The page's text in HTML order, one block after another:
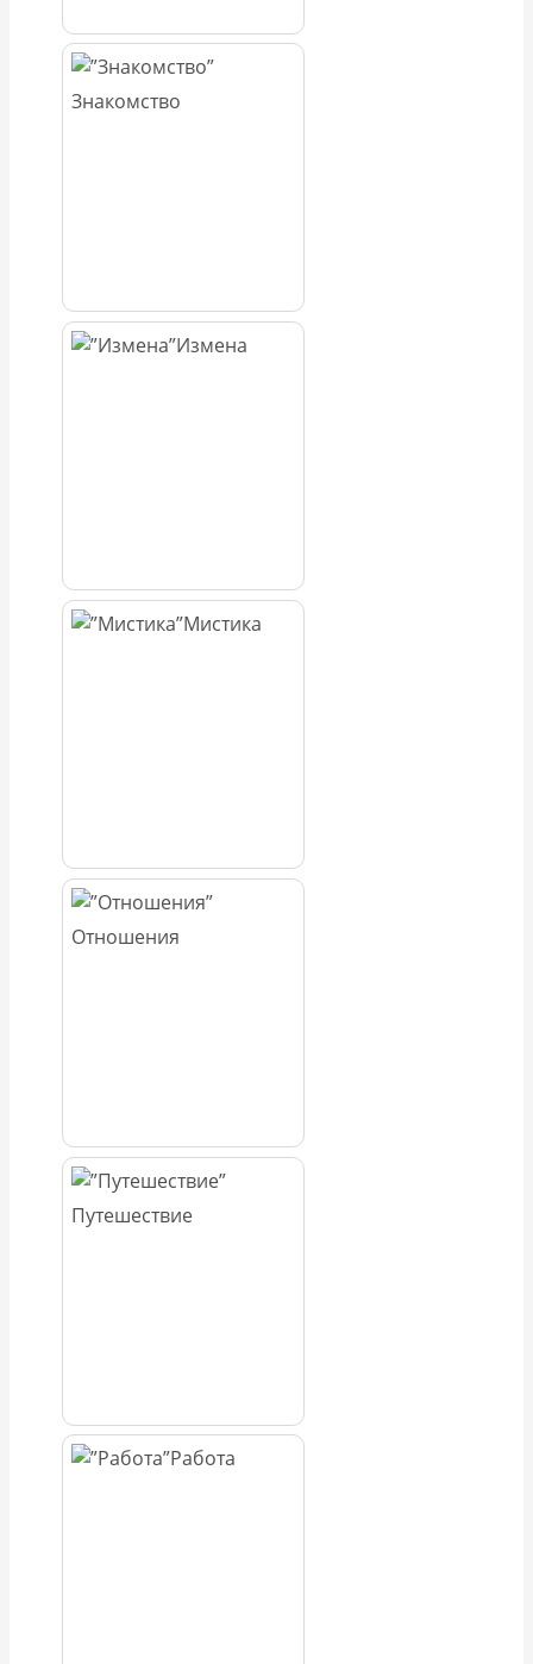
Знакомство
Измена
Мистика
Отношения
Путешествие
Работа